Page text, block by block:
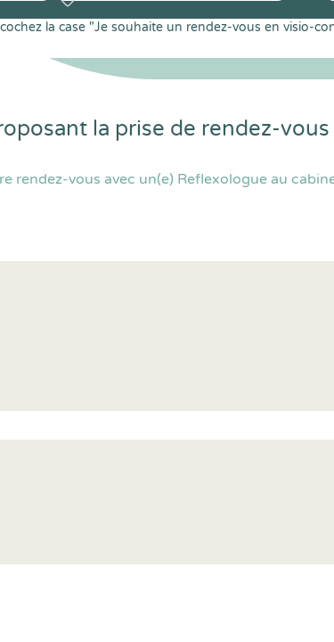
la case "Je souhaite un rendez-vous en visio-
la prise de rendez-
rendez-vous avec un(e) Reflexologue au